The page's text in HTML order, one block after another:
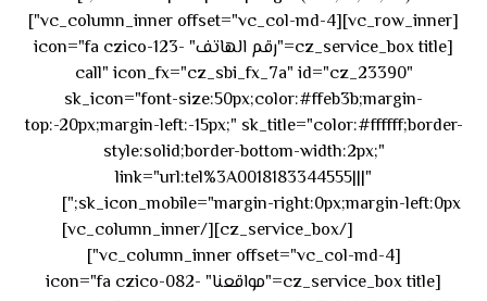
[vc_row_inner][vc_column_inner offset="vc_col-md-4"]
[cz_service_box title="رقم الهاتف" icon="fa czico-123-
call" icon_fx="cz_sbi_fx_7a" id="cz_23390"
sk_icon="font-size:50px;color:#ffeb3b;margin-
top:-20px;margin-left:-15px;" sk_title="color:#ffffff;border-
style:solid;border-bottom-width:2px;"
link="url:tel%3A0018183344555|||"
sk_icon_mobile="margin-right:0px;margin-left:0px;"]
[/cz_service_box][/vc_column_inner]
[vc_column_inner offset="vc_col-md-4"]
[cz_service_box title="مواقعنا" icon="fa czico-082-